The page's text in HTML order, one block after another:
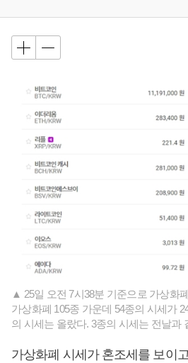
▲ 25일 오전 7시38분 기준으로 가상화
가상화폐 105종 가운데 54종의 시세가
의 시세는 올랐다. 3종의 시세는 전날과
가상화폐 시세가 혼조세를 보이